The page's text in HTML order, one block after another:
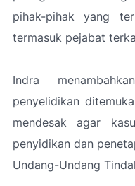
pihak-pihak yang
termasuk pejabat
Indra
penyelidikan
mendesak agar
penyidikan dan
Undang-Undang